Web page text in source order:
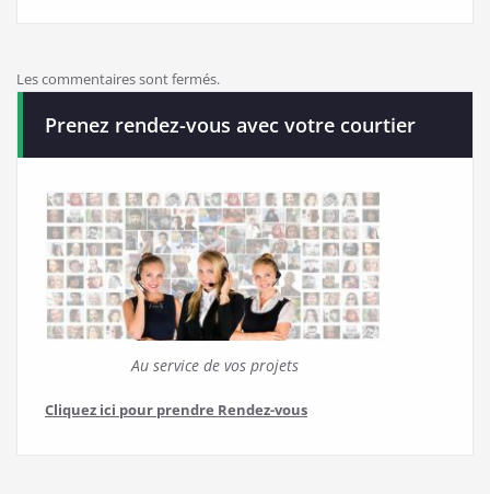
Les commentaires sont fermés.
Prenez rendez-vous avec votre courtier
Au service de vos projets
Cliquez ici pour prendre Rendez-vous